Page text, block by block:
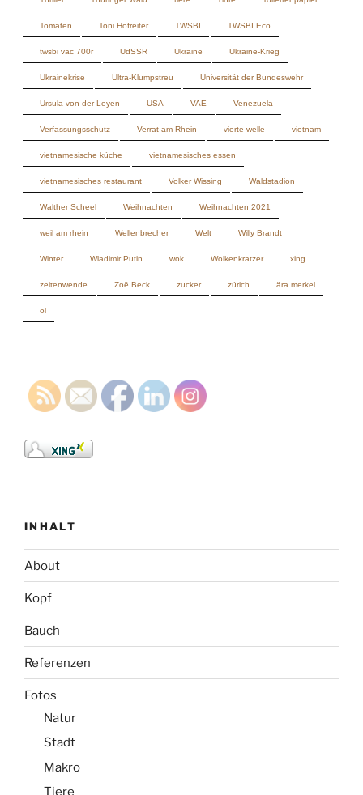
Ursula von der Leyen Venezuela
Verfassungsschutz Verrat am Rhein vierte welle
vietnamesische küche vietnamesisches essen
vietnamesisches restaurant Volker Wissing Waldstadion
Walther Scheel Weihnachten Weihnachten 2021
weil am rhein Wellenbrecher Welt Willy Brandt
Winter Wladimir Putin wok Wolkenkratzer
zeitenwende Zoë Beck zucker ära merkel
öl
Bauch
Referenzen
Fotos
Stadt
Makro
Tiere
Kontakt